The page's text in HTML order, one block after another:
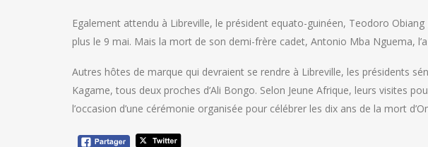
Egalement attendu à Libreville, le président equato-guinéen, Teodoro
plus le 9 mai. Mais la mort de son demi-frère cadet, Antonio Mba Nguema,
Autres hôtes de marque qui devraient se rendre à Libreville, les présidents
Kagame, tous deux proches d’Ali Bongo. Selon Jeune Afrique, leurs visites
l’occasion d’une cérémonie organisée pour célébrer les dix ans de la mort